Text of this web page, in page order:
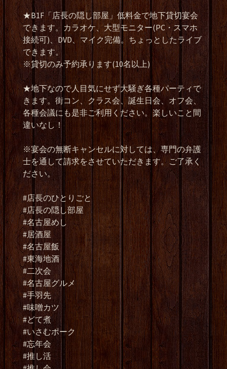
★B1F「店長の隠し部屋」低料金で地下貸切宴会
できます。カラオケ、大型モニター(PC・スマホ
接続可)、DVD、マイク完備。ちょっとしたライブ
できます。
※貸切のみ予約承ります(10名以上)
★地下なので人目気にせず大騒ぎ各種パーティで
きます。街コン、クラス会、誕生日会、オフ会、
各種会議にも是非ご利用ください。楽しいこと間
違いなし！
※宴会の無断キャンセルに対しては、専門の弁護
士を通して請求をさせていただきます。ご了承く
ださい。
#店長のひとりごと
#店長の隠し部屋
#名古屋めし
#居酒屋
#名古屋飯
#東海地酒
#二次会
#名古屋グルメ
#手羽先
#味噌カツ
#どて煮
#いさむポーク
#忘年会
#推し活